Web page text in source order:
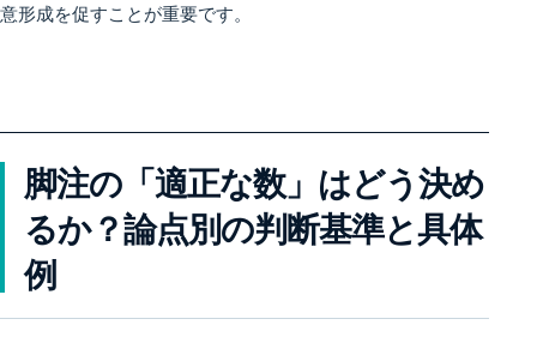
意形成を促すことが重要です。
脚注の「適正な数」はどう決め
るか？論点別の判断基準と具体
例